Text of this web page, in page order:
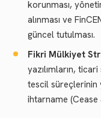
korunması,
alınması ve
güncel tutulması.
Fikri Mülkiyet
yazılımların,
tescil süreçlerinin
ihtarname (Cease